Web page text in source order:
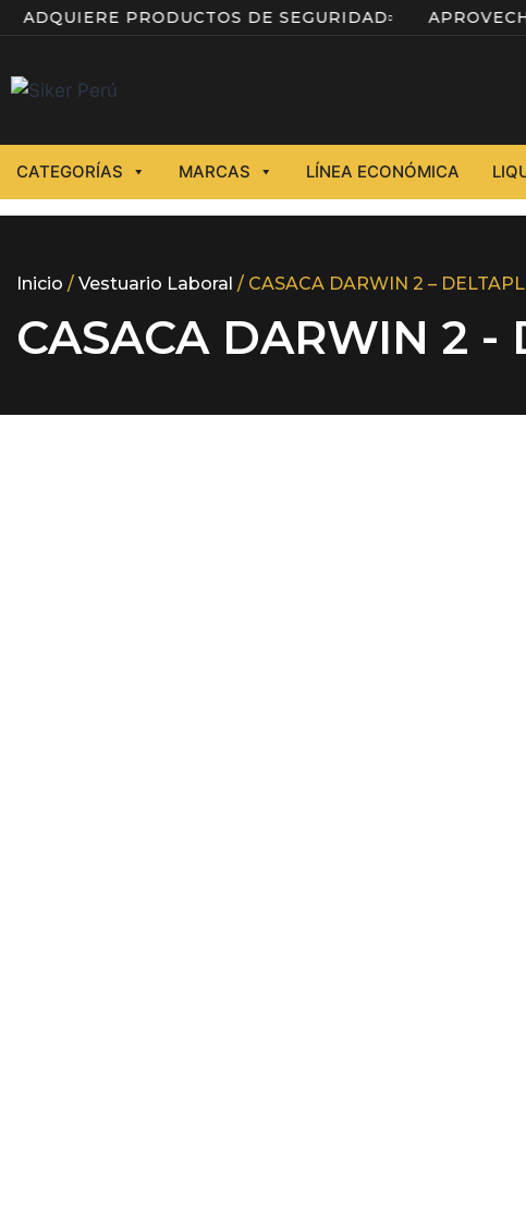
ADQUIERE PRODUCTOS DE SEGURIDAD
CATEGORÍAS MARCAS LÍNEA ECONÓMICA
Inicio / Vestuario Laboral / CASACA DARWIN 2 –
CASACA DARWIN 2 -